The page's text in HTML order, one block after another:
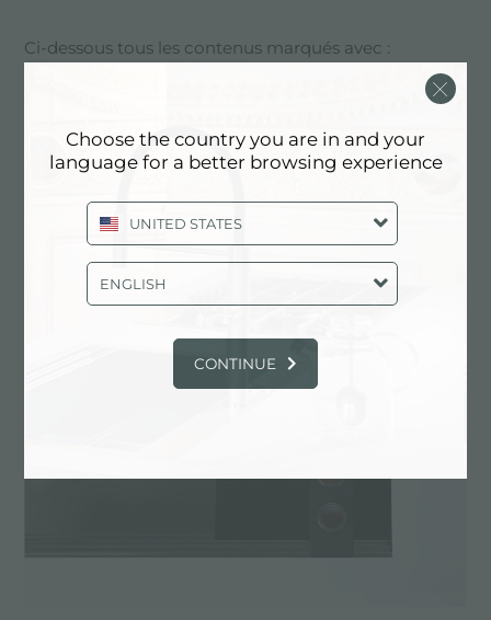
Ci-dessous tous les contenus marqués avec :
EXPÉRIENCE, NEWSROOM:
ACTUALITÉS EN CUISINE ET
STATION DE TRAVAIL
Choose the country you are in and your
language for a better browsing experience
UNITED STATES
ENGLISH
CONTINUE